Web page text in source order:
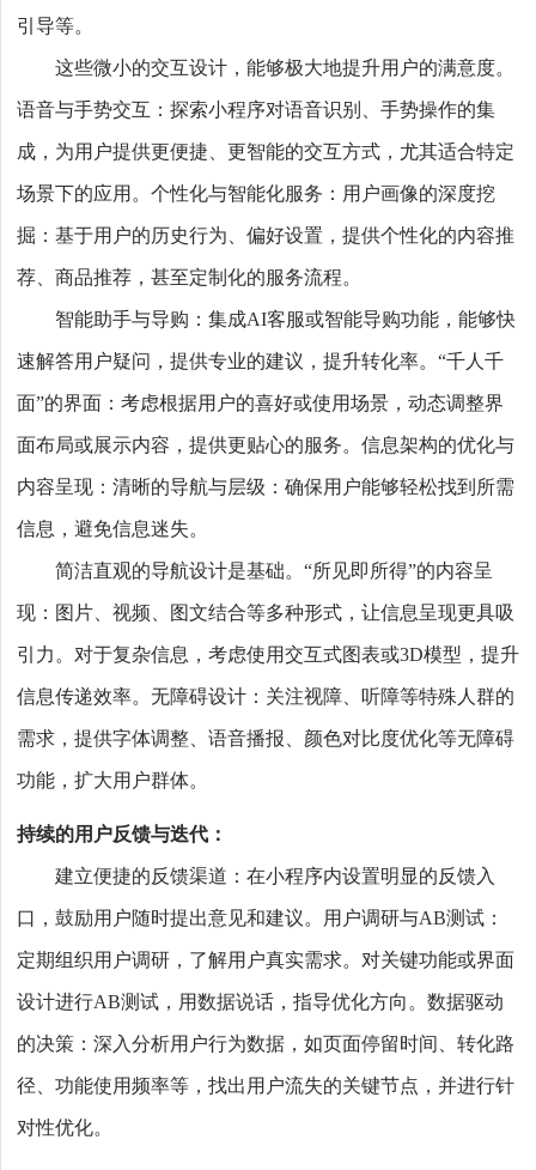
引导等。
这些微小的交互设计，能够极大地提升用户的满意度。
语音与手势交互：探索小程序对语音识别、手势操作的集
成，为用户提供更便捷、更智能的交互方式，尤其适合特定
场景下的应用。个性化与智能化服务：用户画像的深度挖
掘：基于用户的历史行为、偏好设置，提供个性化的内容推
荐、商品推荐，甚至定制化的服务流程。
智能助手与导购：集成AI客服或智能导购功能，能够快
速解答用户疑问，提供专业的建议，提升转化率。“千人千
面”的界面：考虑根据用户的喜好或使用场景，动态调整界
面布局或展示内容，提供更贴心的服务。信息架构的优化与
内容呈现：清晰的导航与层级：确保用户能够轻松找到所需
信息，避免信息迷失。
简洁直观的导航设计是基础。“所见即所得”的内容呈
现：图片、视频、图文结合等多种形式，让信息呈现更具吸
引力。对于复杂信息，考虑使用交互式图表或3D模型，提升
信息传递效率。无障碍设计：关注视障、听障等特殊人群的
需求，提供字体调整、语音播报、颜色对比度优化等无障碍
功能，扩大用户群体。
持续的用户反馈与迭代：
建立便捷的反馈渠道：在小程序内设置明显的反馈入
口，鼓励用户随时提出意见和建议。用户调研与AB测试：
定期组织用户调研，了解用户真实需求。对关键功能或界面
设计进行AB测试，用数据说话，指导优化方向。数据驱动
的决策：深入分析用户行为数据，如页面停留时间、转化路
径、功能使用频率等，找出用户流失的关键节点，并进行针
对性优化。